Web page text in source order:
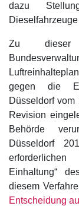
dazu
Zu
gegen die
Düsseldorf
Revision
Behörde
Düsseldorf
Einhaltung“
diesem
Entscheidung